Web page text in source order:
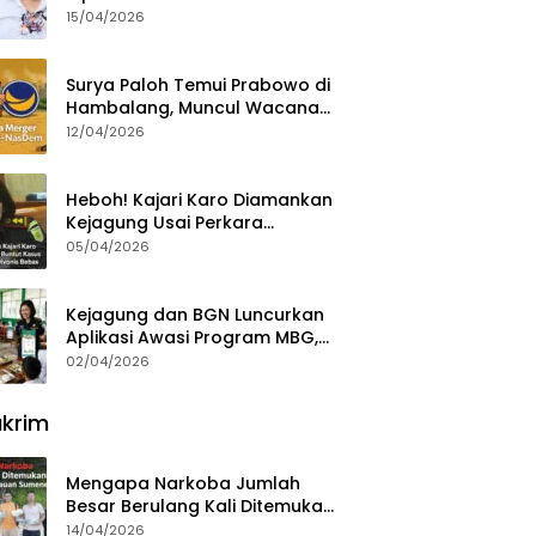
15/04/2026
Surya Paloh Temui Prabowo di
Hambalang, Muncul Wacana
Penggabungan NasDem dan
12/04/2026
Heboh! Kajari Karo Diamankan
Kejagung Usai Perkara
Videografer Divonis Bebas
05/04/2026
Kejagung dan BGN Luncurkan
Aplikasi Awasi Program MBG,
Begini Cara Lapornya
02/04/2026
Mengapa Narkoba Jumlah
Besar Berulang Kali Ditemukan
di Wilayah Kepulauan
14/04/2026